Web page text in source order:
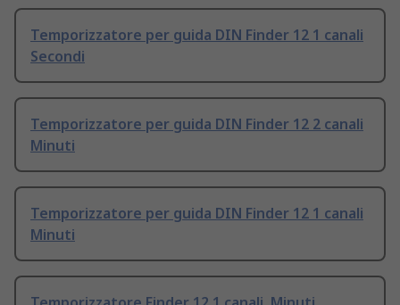
Temporizzatore per guida DIN Finder 12 1 canali
Secondi
Temporizzatore per guida DIN Finder 12 2 canali
Minuti
Temporizzatore per guida DIN Finder 12 1 canali
Minuti